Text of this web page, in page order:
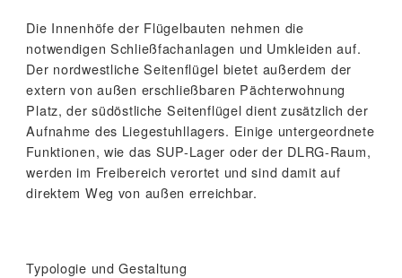
Die Innenhöfe der Flügelbauten nehmen die
notwendigen Schließfachanlagen und Umkleiden auf.
Der nordwestliche Seitenflügel bietet außerdem der
extern von außen erschließbaren Pächterwohnung
Platz, der südöstliche Seitenflügel dient zusätzlich der
Aufnahme des Liegestuhllagers. Einige untergeordnete
Funktionen, wie das SUP-Lager oder der DLRG-Raum,
werden im Freibereich verortet und sind damit auf
direktem Weg von außen erreichbar.
Typologie und Gestaltung